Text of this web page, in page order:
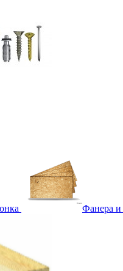
Фанера и